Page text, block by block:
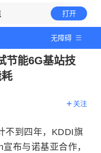
打开
无障碍
节能6G基站技
关注
不到四年，KDDI旗
布与诺基亚合作，